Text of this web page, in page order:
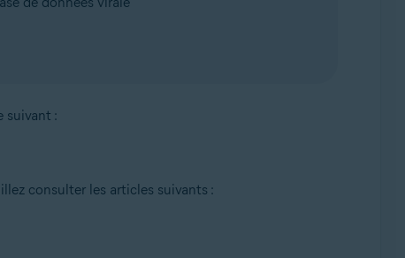
suivant :
consulter les articles suivants :